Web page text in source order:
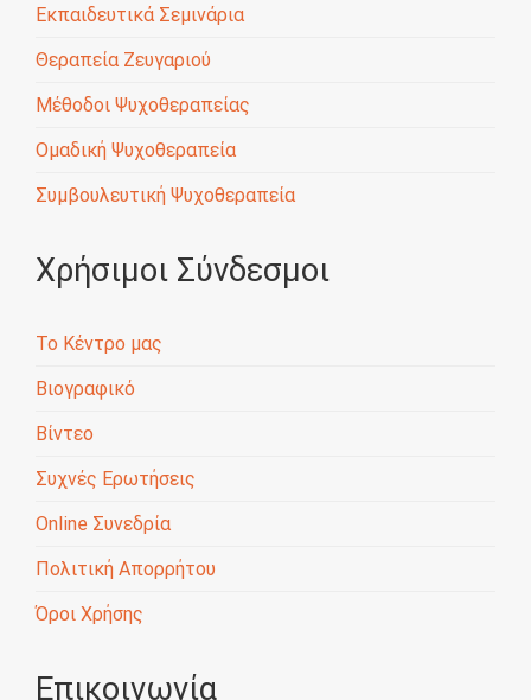
Εκπαιδευτικά Σεμινάρια
Θεραπεία Ζευγαριού
Μέθοδοι Ψυχοθεραπείας
Ομαδική Ψυχοθεραπεία
Συμβουλευτική Ψυχοθεραπεία
Χρήσιμοι Σύνδεσμοι
Το Κέντρο μας
Βιογραφικό
Βίντεο
Συχνές Ερωτήσεις
Online Συνεδρία
Πολιτική Απορρήτου
Όροι Χρήσης
Επικοινωνία